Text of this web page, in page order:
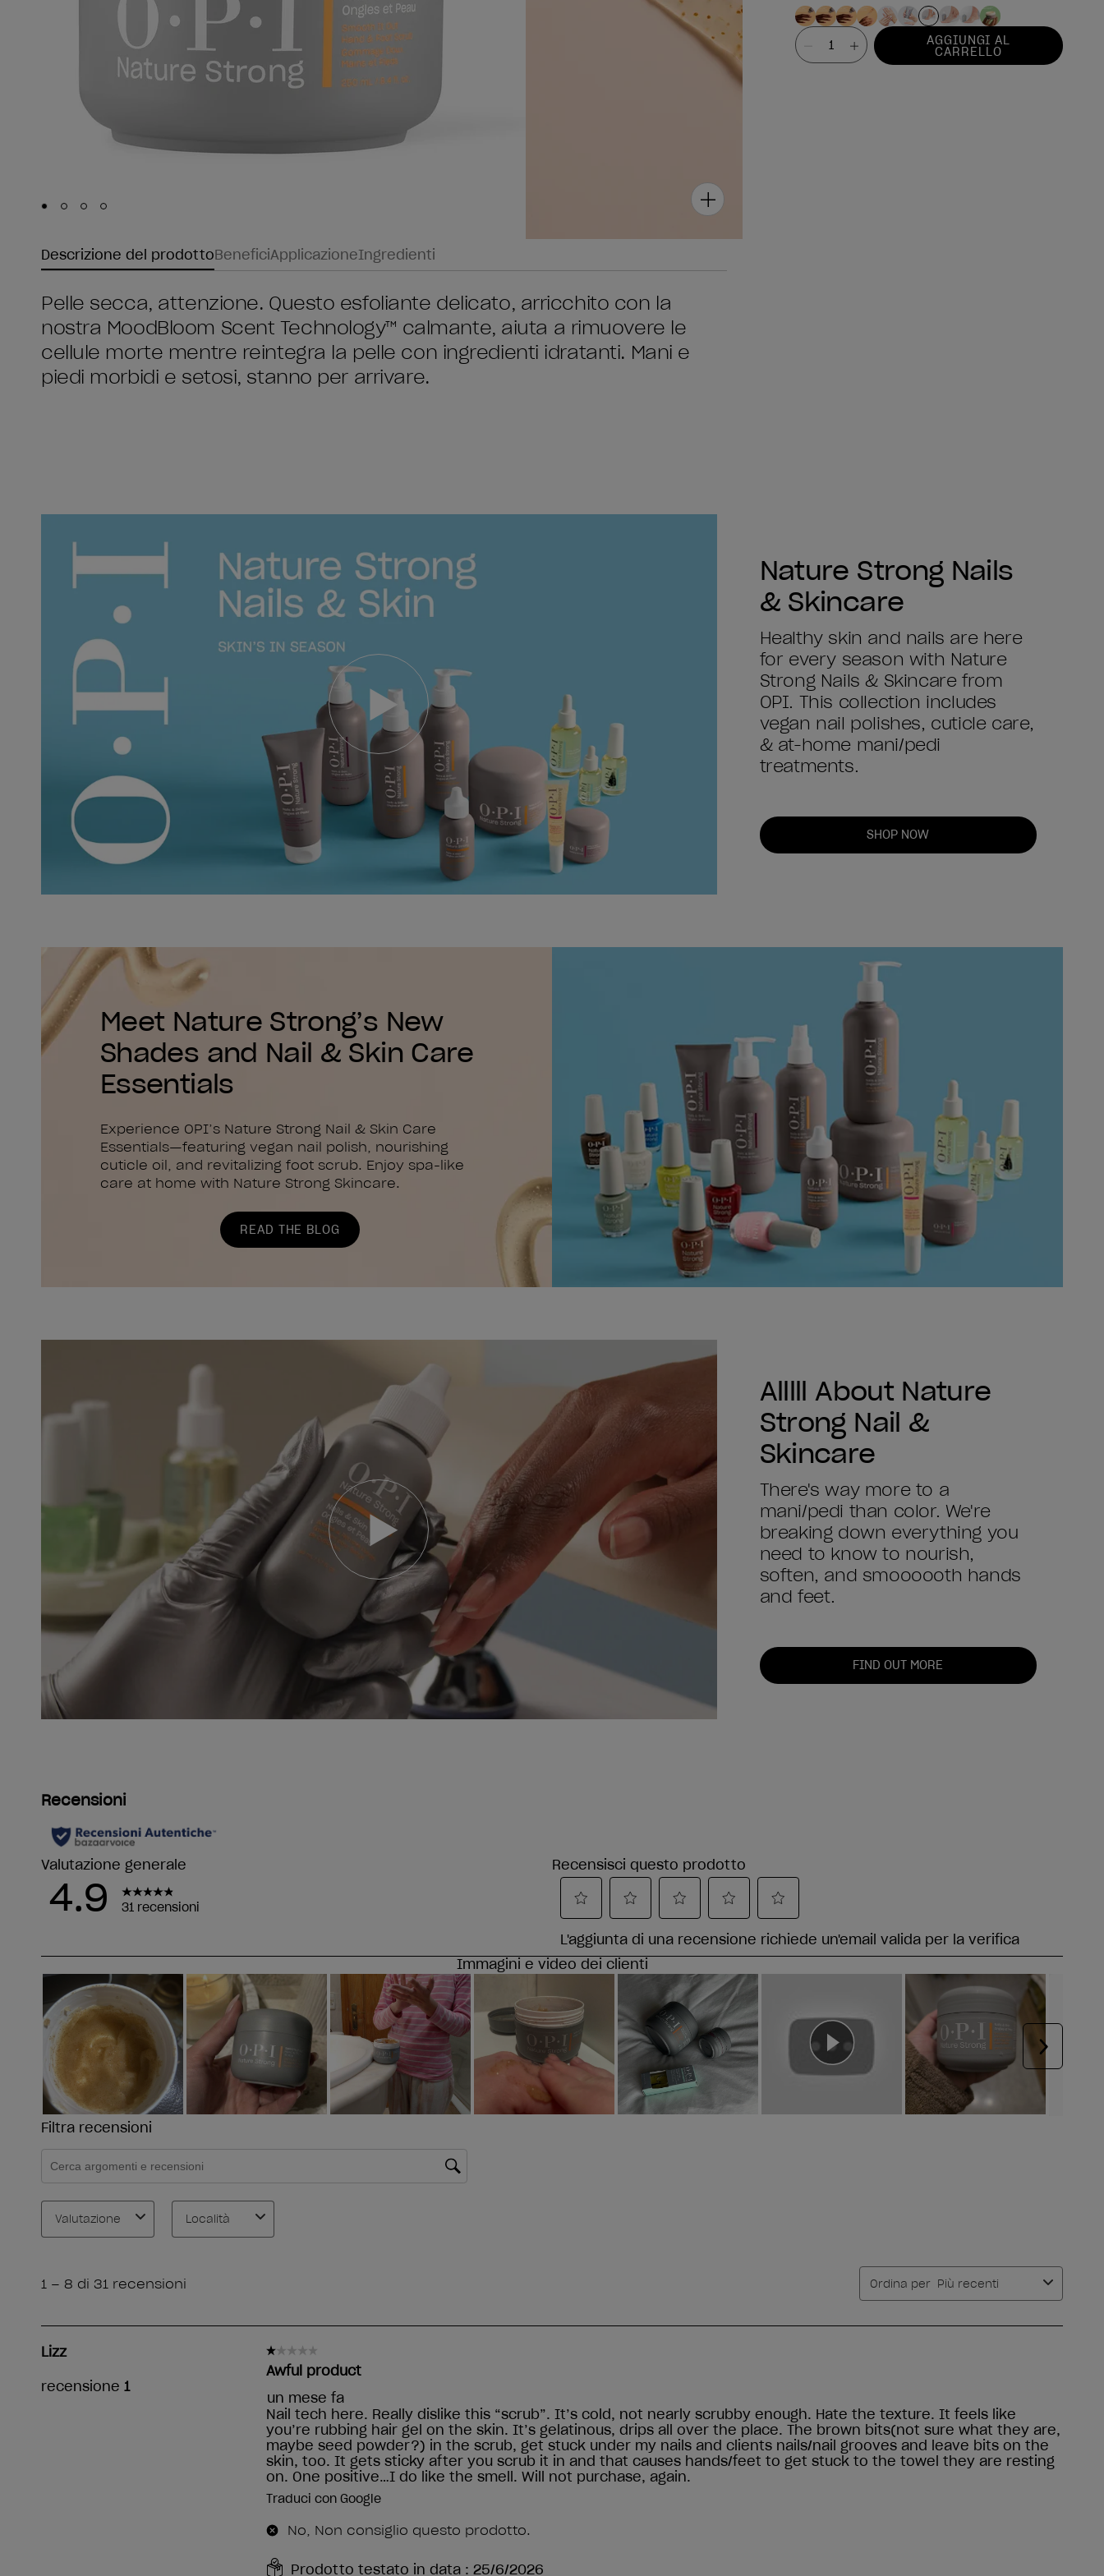
Skip to slide
Skip to slide
Skip to slide
Skip to slide
Valore AGGIUNGI AL
CARRELLO
Descrizione del prodottoBeneficiApplicazioneIngredienti
Pelle secca, attenzione. Questo esfoliante delicato, arricchito con la
nostra MoodBloom Scent Technology™ calmante, aiuta a rimuovere le
cellule morte mentre reintegra la pelle con ingredienti idratanti. Mani e
piedi morbidi e setosi, stanno per arrivare.
Nature Strong Nails
& Skincare
Healthy skin and nails are here
for every season with Nature
Strong Nails & Skincare from
OPI. This collection includes
vegan nail polishes, cuticle care,
& at-home mani/pedi
treatments.
SHOP NOW
Meet Nature Strong’s New
Shades and Nail & Skin Care
Essentials
Experience OPI’s Nature Strong Nail & Skin Care
Essentials—featuring vegan nail polish, nourishing
cuticle oil, and revitalizing foot scrub. Enjoy spa-like
care at home with Nature Strong Skincare.
READ THE BLOG
Alllll About Nature
Strong Nail &
Skincare
There's way more to a
mani/pedi than color. We're
breaking down everything you
need to know to nourish,
soften, and smoooooth hands
and feet.
FIND OUT MORE